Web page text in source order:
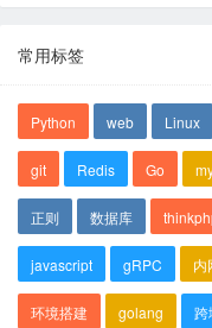
常用标签
Python web Linux
git Redis Go
正则 数据库
javascript gRPC 内
环境搭建 golang 跨